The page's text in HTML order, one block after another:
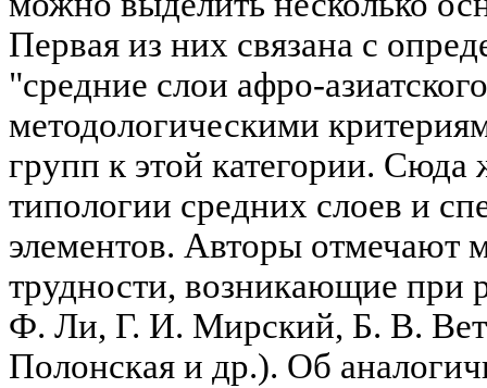
Первая из них связана с
"средние слои афро-
методологическими
групп к этой категории. Сюда
типологии средних слоев и
элементов. Авторы отмечают
трудности, возникающие при
Ф. Ли, Г. И. Мирский, Б. В.
Полонская и др.). Об